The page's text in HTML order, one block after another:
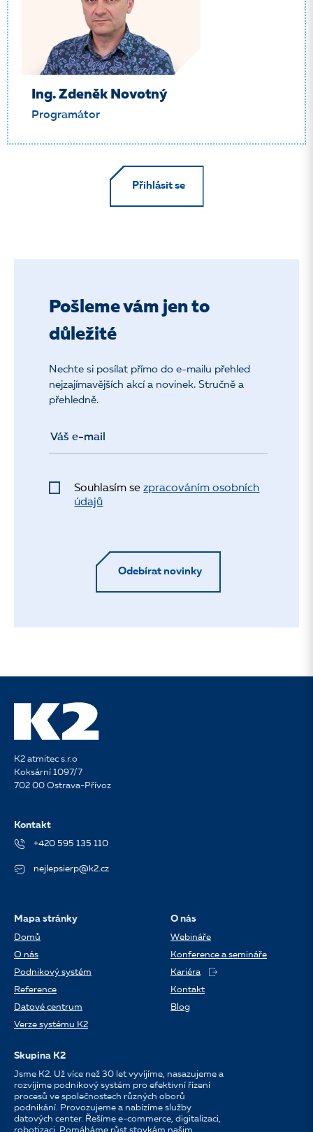
Ing. Zdeněk Novotný
Programátor
Přihlásit se
Pošleme vám jen to
důležité
Nechte si posílat přímo do e-mailu přehled
nejzajímavějších akcí a novinek. Stručně a
přehledně.
Souhlasím sezpracováním osobních
údajů
Odebírat novinky
K2 atmitec s.r.o
Koksární 1097/7
702 00 Ostrava-Přívoz
Kontakt
+420 595 135 110
nejlepsierp@k2.cz
Mapa stránky
Domů
O nás
Podnikový systém
Reference
Datové centrum
Verze systému K2
O nás
Webináře
Konference a semináře
Kariéra
Kontakt
Blog
Skupina K2
Jsme K2. Už více než 30 let vyvíjíme, nasazujeme a
rozvíjíme podnikový systém pro efektivní řízení
procesů ve společnostech různých oborů
podnikání. Provozujeme a nabízíme služby
datových center. Řešíme e-commerce, digitalizaci,